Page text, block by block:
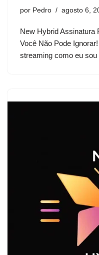
por Pedro agosto 6,
New Hybrid Assinatura
Você Não Pode
streaming como eu